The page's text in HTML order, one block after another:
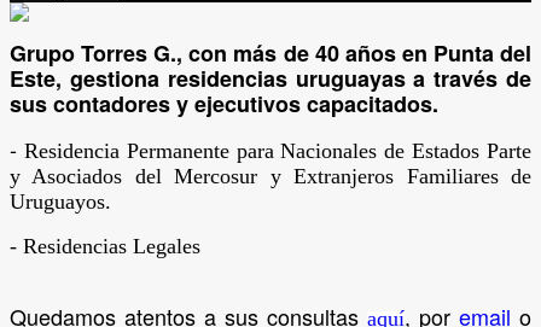
Grupo Torres G., con más de 40 años en Punta del
Este, gestiona residencias uruguayasa través de
sus contadores y ejecutivos capacitados.
- Residencia Permanente para Nacionales de Estados Parte
y Asociados del Mercosur y Extranjeros Familiares de
Uruguayos.
- Residencias Legales
Quedamos atentos a sus consultas aquí, por email o